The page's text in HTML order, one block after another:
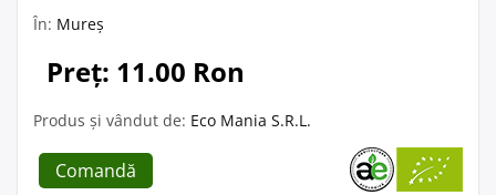
În: Mureș
Preț: 11.00 Ron
Produs și vândut de: Eco Mania S.R.L.
Comandă